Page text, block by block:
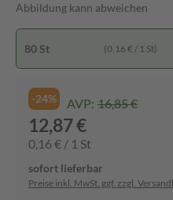
Abbildung kann abweichen
80 St (0,16 € / 1 St)
-24% AVP: 16,85 €
12,87 €
0,16 € / 1 St
sofort lieferbar
Preise inkl. MwSt. ggf. zzgl.